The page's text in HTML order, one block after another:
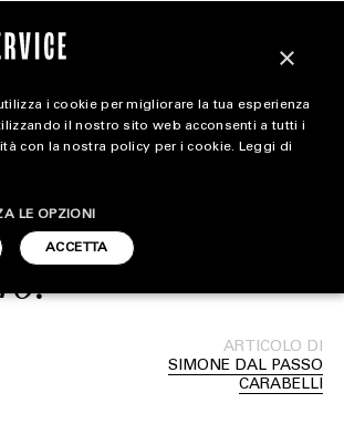
extra
ALL EXTRA
ART & DESIGN
CINEMA
vs Floyd
come è
ARTICOLO DI
SIMONE DAL PASSO
CARABELLI
×
i cookie per migliorare la tua esperienza
il nostro sito web acconsenti a tutti i
con la nostra policy per i cookie. Leggi di
ACCETTA
LE OPZIONI